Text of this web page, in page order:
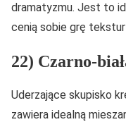
dramatyzmu. Jest to
cenią sobie grę tekstur
22) Czarno-
Uderzające skupisko
zawiera idealną